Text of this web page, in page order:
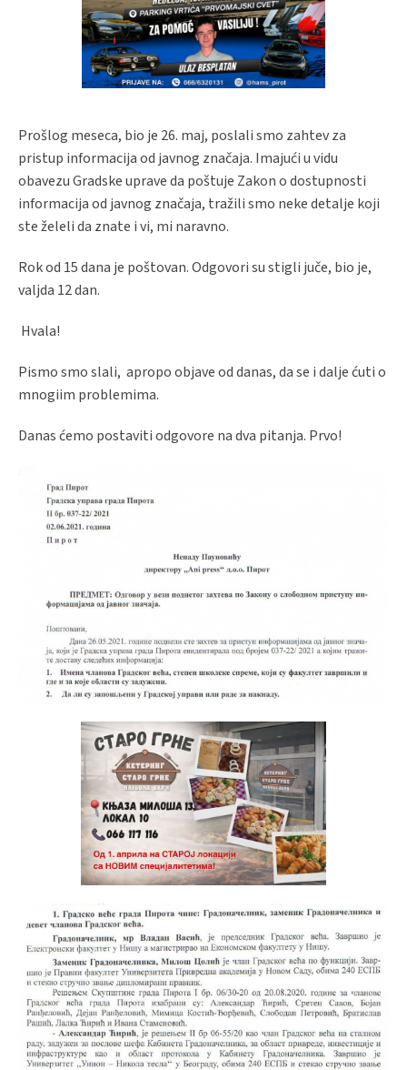
Prošlog meseca, bio je 26. maj, poslali smo zahtev za
pristup informacija od javnog značaja. Imajući u vidu
obavezu Gradske uprave da poštuje Zakon o dostupnosti
informacija od javnog značaja, tražili smo neke detalje koji
ste želeli da znate i vi, mi naravno.
Rok od 15 dana je poštovan. Odgovori su stigli juče, bio je,
valjda 12 dan.
Hvala!
Pismo smo slali, apropo objave od danas, da se i dalje ćuti o
mnogiim problemima.
Danas ćemo postaviti odgovore na dva pitanja. Prvo!